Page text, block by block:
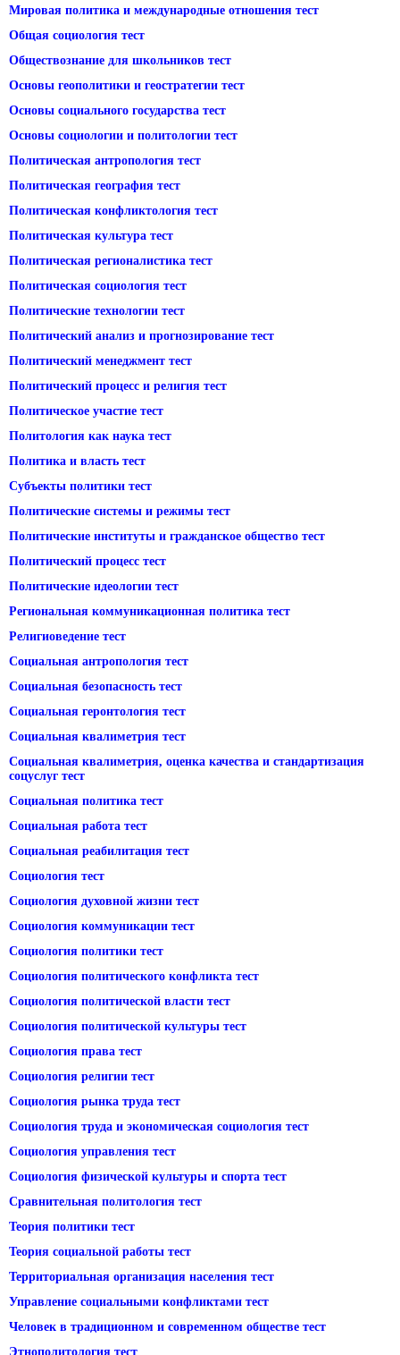
Мировая политика и международные отношения тест
Общая социология тест
Обществознание для школьников тест
Основы геополитики и геостратегии тест
Основы социального государства тест
Основы социологии и политологии тест
Политическая антропология тест
Политическая география тест
Политическая конфликтология тест
Политическая культура тест
Политическая регионалистика тест
Политическая социология тест
Политические технологии тест
Политический анализ и прогнозирование тест
Политический менеджмент тест
Политический процесс и религия тест
Политическое участие тест
Политология как наука тест
Политика и власть тест
Субъекты политики тест
Политические системы и режимы тест
Политические институты и гражданское общество тест
Политический процесс тест
Политические идеологии тест
Региональная коммуникационная политика тест
Религиоведение тест
Социальная антропология тест
Социальная безопасность тест
Социальная геронтология тест
Социальная квалиметрия тест
Социальная квалиметрия, оценка качества и стандартизация
соцуслуг тест
Социальная политика тест
Социальная работа тест
Социальная реабилитация тест
Социология тест
Социология духовной жизни тест
Социология коммуникации тест
Социология политики тест
Социология политического конфликта тест
Социология политической власти тест
Социология политической культуры тест
Социология права тест
Социология религии тест
Социология рынка труда тест
Социология труда и экономическая социология тест
Социология управления тест
Социология физической культуры и спорта тест
Сравнительная политология тест
Теория политики тест
Теория социальной работы тест
Территориальная организация населения тест
Управление социальными конфликтами тест
Человек в традиционном и современном обществе тест
Этнополитология тест